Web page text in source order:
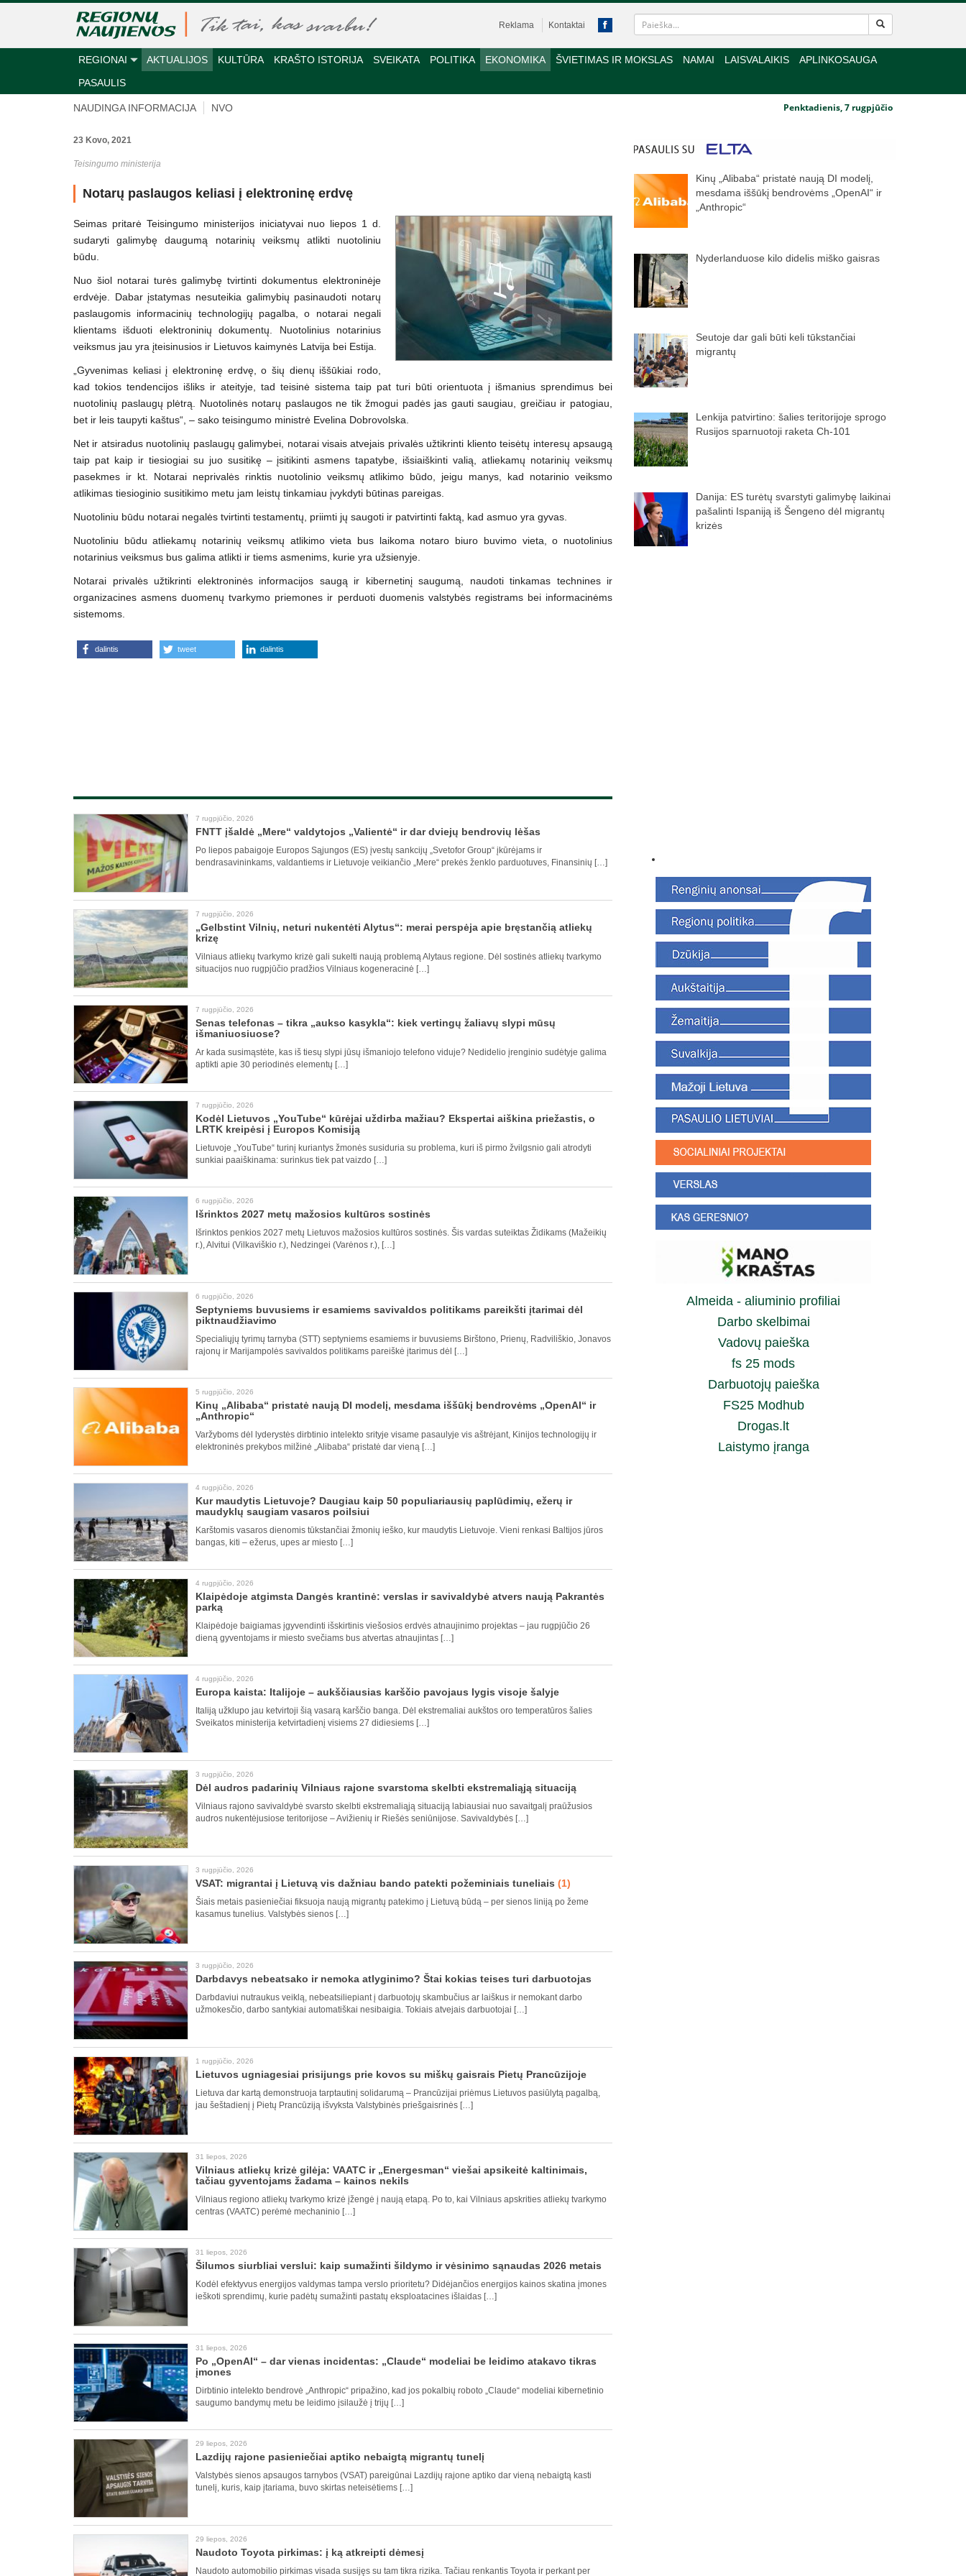
Reklama Kontaktai
REGIONAI AKTUALIJOS KULTŪRA KRAŠTO ISTORIJA SVEIKATA POLITIKA EKONOMIKA ŠVIETIMAS IR MOKSLAS NAMAI LAISVALAIKIS
APLINKOSAUGA
PASAULIS
Penktadienis, 7 rugpjūčio
NAUDINGA INFORMACIJA NVO
23 Kovo, 2021
Teisingumo ministerija
Notarų paslaugos keliasi į elektroninę erdvę
Seimas pritarė Teisingumo ministerijos iniciatyvai nuo liepos 1 d.
sudaryti galimybę daugumą notarinių veiksmų atlikti nuotoliniu
būdu.
Nuo šiol notarai turės galimybę tvirtinti dokumentus elektroninėje
erdvėje. Dabar įstatymas nesuteikia galimybių pasinaudoti notarų
paslaugomis informacinių technologijų pagalba, o notarai negali
klientams išduoti elektroninių dokumentų. Nuotolinius notarinius
veiksmus jau yra įteisinusios ir Lietuvos kaimynės Latvija bei Estija.
„Gyvenimas keliasi į elektroninę erdvę, o šių dienų iššūkiai rodo,
kad tokios tendencijos išliks ir ateityje, tad teisinė sistema taip pat turi būti orientuota į išmanius sprendimus bei
nuotolinių paslaugų plėtrą. Nuotolinės notarų paslaugos ne tik žmogui padės jas gauti saugiau, greičiau ir patogiau,
bet ir leis taupyti kaštus“, – sako teisingumo ministrė Evelina Dobrovolska.
Net ir atsiradus nuotolinių paslaugų galimybei, notarai visais atvejais privalės užtikrinti kliento teisėtų interesų apsaugą
taip pat kaip ir tiesiogiai su juo susitikę – įsitikinti asmens tapatybe, išsiaiškinti valią, atliekamų notarinių veiksmų
pasekmes ir kt. Notarai neprivalės rinktis nuotolinio veiksmų atlikimo būdo, jeigu manys, kad notarinio veiksmo
atlikimas tiesioginio susitikimo metu jam leistų tinkamiau įvykdyti būtinas pareigas.
Nuotoliniu būdu notarai negalės tvirtinti testamentų, priimti jų saugoti ir patvirtinti faktą, kad asmuo yra gyvas.
Nuotoliniu būdu atliekamų notarinių veiksmų atlikimo vieta bus laikoma notaro biuro buvimo vieta, o nuotolinius
notarinius veiksmus bus galima atlikti ir tiems asmenims, kurie yra užsienyje.
Notarai privalės užtikrinti elektroninės informacijos saugą ir kibernetinį saugumą, naudoti tinkamas technines ir
organizacines asmens duomenų tvarkymo priemones ir perduoti duomenis valstybės registrams bei informacinėms
sistemoms.
dalintis tweet dalintis
7 rugpjūčio, 2026
FNTT įšaldė „Mere“ valdytojos „Valientė“ ir dar dviejų bendrovių lėšas
Po liepos pabaigoje Europos Sąjungos (ES) įvestų sankcijų „Svetofor Group“ įkūrėjams ir
bendrasavininkams, valdantiems ir Lietuvoje veikiančio „Mere“ prekės ženklo parduotuves, Finansinių […]
7 rugpjūčio, 2026
„Gelbstint Vilnių, neturi nukentėti Alytus“: merai perspėja apie bręstančią atliekų
krizę
Vilniaus atliekų tvarkymo krizė gali sukelti naują problemą Alytaus regione. Dėl sostinės atliekų tvarkymo
situacijos nuo rugpjūčio pradžios Vilniaus kogeneracinė […]
7 rugpjūčio, 2026
Senas telefonas – tikra „aukso kasykla“: kiek vertingų žaliavų slypi mūsų
išmaniuosiuose?
Ar kada susimąstėte, kas iš tiesų slypi jūsų išmaniojo telefono viduje? Nedidelio įrenginio sudėtyje galima
aptikti apie 30 periodinės elementų […]
7 rugpjūčio, 2026
Kodėl Lietuvos „YouTube“ kūrėjai uždirba mažiau? Ekspertai aiškina priežastis, o
LRTK kreipėsi į Europos Komisiją
Lietuvoje „YouTube“ turinį kuriantys žmonės susiduria su problema, kuri iš pirmo žvilgsnio gali atrodyti
sunkiai paaiškinama: surinkus tiek pat vaizdo […]
6 rugpjūčio, 2026
Išrinktos 2027 metų mažosios kultūros sostinės
Išrinktos penkios 2027 metų Lietuvos mažosios kultūros sostinės. Šis vardas suteiktas Židikams (Mažeikių
r.), Alvitui (Vilkaviškio r.), Nedzingei (Varėnos r.), […]
6 rugpjūčio, 2026
Septyniems buvusiems ir esamiems savivaldos politikams pareikšti įtarimai dėl
piktnaudžiavimo
Specialiųjų tyrimų tarnyba (STT) septyniems esamiems ir buvusiems Birštono, Prienų, Radviliškio, Jonavos
rajonų ir Marijampolės savivaldos politikams pareiškė įtarimus dėl […]
5 rugpjūčio, 2026
Kinų „Alibaba“ pristatė naują DI modelį, mesdama iššūkį bendrovėms „OpenAI“ ir
„Anthropic“
Varžyboms dėl lyderystės dirbtinio intelekto srityje visame pasaulyje vis aštrėjant, Kinijos technologijų ir
elektroninės prekybos milžinė „Alibaba“ pristatė dar vieną […]
4 rugpjūčio, 2026
Kur maudytis Lietuvoje? Daugiau kaip 50 populiariausių paplūdimių, ežerų ir
maudyklų saugiam vasaros poilsiui
Karštomis vasaros dienomis tūkstančiai žmonių ieško, kur maudytis Lietuvoje. Vieni renkasi Baltijos jūros
bangas, kiti – ežerus, upes ar miesto […]
4 rugpjūčio, 2026
Klaipėdoje atgimsta Dangės krantinė: verslas ir savivaldybė atvers naują Pakrantės
parką
Klaipėdoje baigiamas įgyvendinti išskirtinis viešosios erdvės atnaujinimo projektas – jau rugpjūčio 26
dieną gyventojams ir miesto svečiams bus atvertas atnaujintas […]
4 rugpjūčio, 2026
Europa kaista: Italijoje – aukščiausias karščio pavojaus lygis visoje šalyje
Italiją užklupo jau ketvirtoji šią vasarą karščio banga. Dėl ekstremaliai aukštos oro temperatūros šalies
Sveikatos ministerija ketvirtadienį visiems 27 didiesiems […]
3 rugpjūčio, 2026
Dėl audros padarinių Vilniaus rajone svarstoma skelbti ekstremaliąją situaciją
Vilniaus rajono savivaldybė svarsto skelbti ekstremaliąją situaciją labiausiai nuo savaitgalį praūžusios
audros nukentėjusiose teritorijose – Avižienių ir Riešės seniūnijose. Savivaldybės […]
3 rugpjūčio, 2026
VSAT: migrantai į Lietuvą vis dažniau bando patekti požeminiais tuneliais (1)
Šiais metais pasieniečiai fiksuoja naują migrantų patekimo į Lietuvą būdą – per sienos liniją po žeme
kasamus tunelius. Valstybės sienos […]
3 rugpjūčio, 2026
Darbdavys nebeatsako ir nemoka atlyginimo? Štai kokias teises turi darbuotojas
Darbdaviui nutraukus veiklą, nebeatsiliepiant į darbuotojų skambučius ar laiškus ir nemokant darbo
užmokesčio, darbo santykiai automatiškai nesibaigia. Tokiais atvejais darbuotojai […]
1 rugpjūčio, 2026
Lietuvos ugniagesiai prisijungs prie kovos su miškų gaisrais Pietų Prancūzijoje
Lietuva dar kartą demonstruoja tarptautinį solidarumą – Prancūzijai priėmus Lietuvos pasiūlytą pagalbą,
jau šeštadienį į Pietų Prancūziją išvyksta Valstybinės priešgaisrinės […]
31 liepos, 2026
Vilniaus atliekų krizė gilėja: VAATC ir „Energesman“ viešai apsikeitė kaltinimais,
tačiau gyventojams žadama – kainos nekils
Vilniaus regiono atliekų tvarkymo krizė įžengė į naują etapą. Po to, kai Vilniaus apskrities atliekų tvarkymo
centras (VAATC) perėmė mechaninio […]
31 liepos, 2026
Šilumos siurbliai verslui: kaip sumažinti šildymo ir vėsinimo sąnaudas 2026 metais
Kodėl efektyvus energijos valdymas tampa verslo prioritetu? Didėjančios energijos kainos skatina įmones
ieškoti sprendimų, kurie padėtų sumažinti pastatų eksploatacines išlaidas […]
31 liepos, 2026
Po „OpenAI“ – dar vienas incidentas: „Claude“ modeliai be leidimo atakavo tikras
įmones
Dirbtinio intelekto bendrovė „Anthropic“ pripažino, kad jos pokalbių roboto „Claude“ modeliai kibernetinio
saugumo bandymų metu be leidimo įsilaužė į trijų […]
29 liepos, 2026
Lazdijų rajone pasieniečiai aptiko nebaigtą migrantų tunelį
Valstybės sienos apsaugos tarnybos (VSAT) pareigūnai Lazdijų rajone aptiko dar vieną nebaigtą kasti
tunelį, kuris, kaip įtariama, buvo skirtas neteisėtiems […]
29 liepos, 2026
Naudoto Toyota pirkimas: į ką atkreipti dėmesį
Naudoto automobilio pirkimas visada susijęs su tam tikra rizika. Tačiau renkantis Toyota ir perkant per
Kinų „Alibaba“ pristatė naują DI modelį,
mesdama iššūkį bendrovėms „OpenAI“ ir
„Anthropic“
Nyderlanduose kilo didelis miško gaisras
Seutoje dar gali būti keli tūkstančiai
migrantų
Lenkija patvirtino: šalies teritorijoje sprogo
Rusijos sparnuotoji raketa Ch-101
Danija: ES turėtų svarstyti galimybę laikinai
pašalinti Ispaniją iš Šengeno dėl migrantų
krizės
Almeida - aliuminio profiliai
Darbo skelbimai
Vadovų paieška
fs 25 mods
Darbuotojų paieška
FS25 Modhub
Drogas.lt
Laistymo įranga